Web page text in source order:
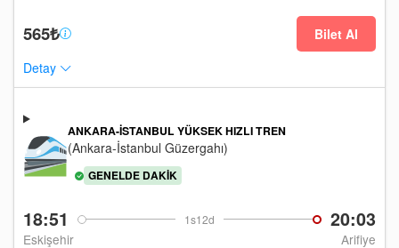
565₺
Bilet Al
Detay
18:51 1s12d 20:03
Eskişehir Arifiye
ANKARA-İSTANBUL YÜKSEK HIZLI TREN
(Ankara-İstanbul Güzergahı)
GENELDE DAKIK